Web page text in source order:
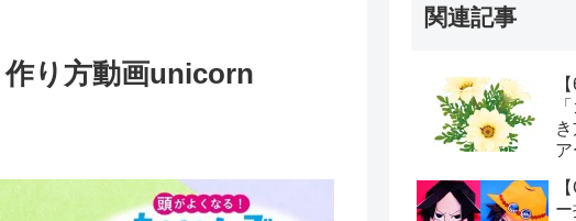
作り方動画unicorn
関連記事